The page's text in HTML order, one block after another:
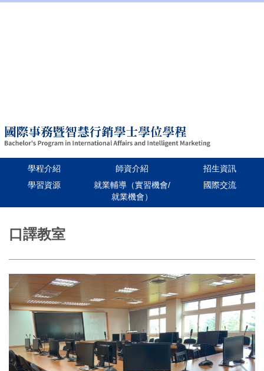
到
主
區
學程介紹 師資介紹
招生資訊
學習資源
就業輔導（實習機會/
就業機會）
國際交流
口譯教室